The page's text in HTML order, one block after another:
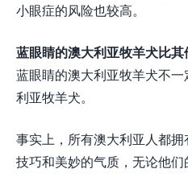
小眼症的风险也较高。
蓝眼睛的澳大利亚牧羊犬比
蓝眼睛的澳大利亚牧羊犬不
利亚牧羊犬。
事实上，所有澳大利亚人都
技巧和美妙的气质，无论他们